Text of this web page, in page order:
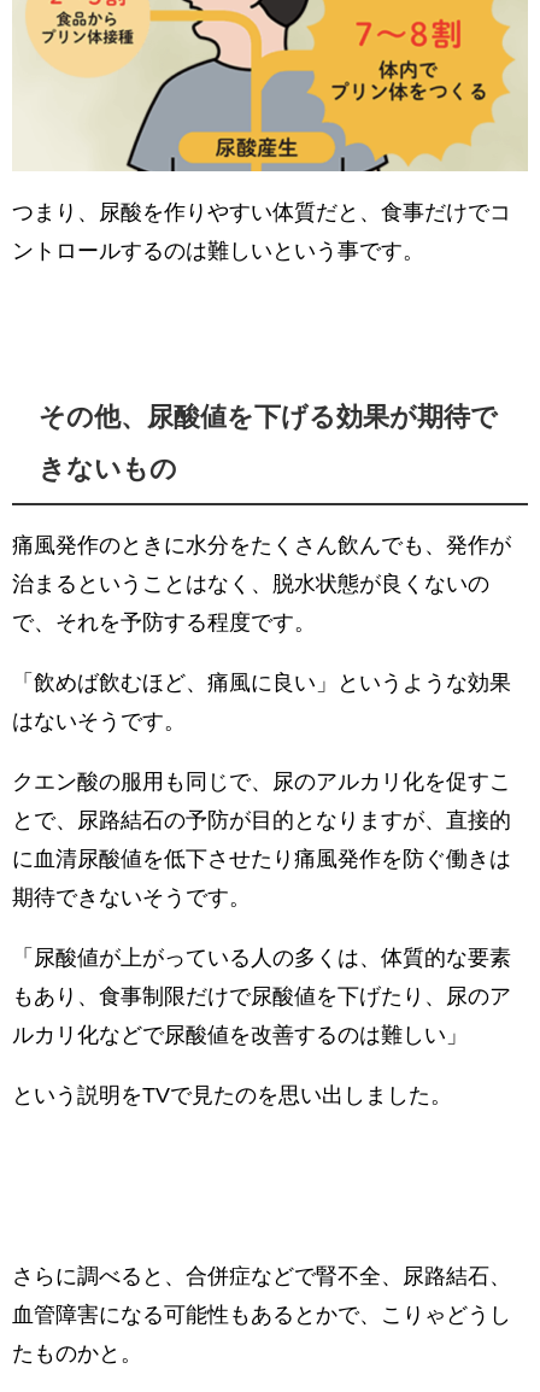
つまり、尿酸を作りやすい体質だと、食事だけでコ
ントロールするのは難しいという事です。
その他、尿酸値を下げる効果が期待で
きないもの
痛風発作のときに水分をたくさん飲んでも、発作が
治まるということはなく、脱水状態が良くないの
で、それを予防する程度です。
「飲めば飲むほど、痛風に良い」というような効果
はないそうです。
クエン酸の服用も同じで、尿のアルカリ化を促すこ
とで、尿路結石の予防が目的となりますが、直接的
に血清尿酸値を低下させたり痛風発作を防ぐ働きは
期待できないそうです。
「尿酸値が上がっている人の多くは、体質的な要素
もあり、食事制限だけで尿酸値を下げたり、尿のア
ルカリ化などで尿酸値を改善するのは難しい」
という説明をTVで見たのを思い出しました。
さらに調べると、合併症などで腎不全、尿路結石、
血管障害になる可能性もあるとかで、こりゃどうし
たものかと。